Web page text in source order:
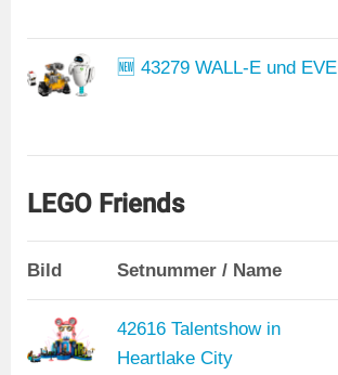
🆕 43279 WALL-E und EVE
LEGO Friends
Bild Setnummer / Name
42616 Talentshow in
Heartlake City